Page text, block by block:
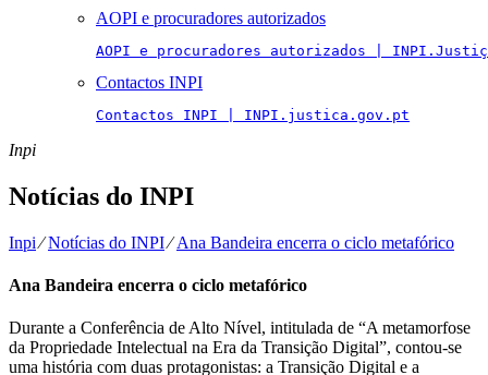
AOPI e procuradores autorizados
AOPI e procuradores autorizados |
Contactos INPI
Contactos INPI | INPI.justica.gov.pt
Inpi
Notícias do INPI
Inpi⁄Notícias do INPI⁄Ana Bandeira encerra o ciclo metafórico
Ana Bandeira encerra o ciclo metafórico
Durante a Conferência de Alto Nível, intitulada de “A metamorfose
da Propriedade Intelectual na Era da Transição Digital”, contou-se
uma história com duas protagonistas: a Transição Digital e a